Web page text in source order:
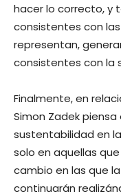
hacer lo correcto, y
consistentes con
representan,
consistentes con la
Finalmente, en
Simon Zadek
sustentabilidad en
solo en aquellas
cambio en las que
continuarán